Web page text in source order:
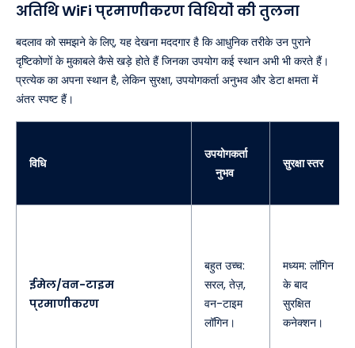
अतिथि WiFi प्रमाणीकरण विधियों की तुलना
बदलाव को समझने के लिए, यह देखना मददगार है कि आधुनिक तरीके उन पुराने
दृष्टिकोणों के मुकाबले कैसे खड़े होते हैं जिनका उपयोग कई स्थान अभी भी करते हैं।
प्रत्येक का अपना स्थान है, लेकिन सुरक्षा, उपयोगकर्ता अनुभव और डेटा क्षमता में
अंतर स्पष्ट हैं।
विधि
उपयोगकर्ता
अनुभव
सुरक्षा स्तर
ईमेल/वन-टाइम
प्रमाणीकरण
बहुत उच्च:
सरल, तेज़,
वन-टाइम
लॉगिन।
मध्यम: लॉगिन
के बाद
सुरक्षित
कनेक्शन।